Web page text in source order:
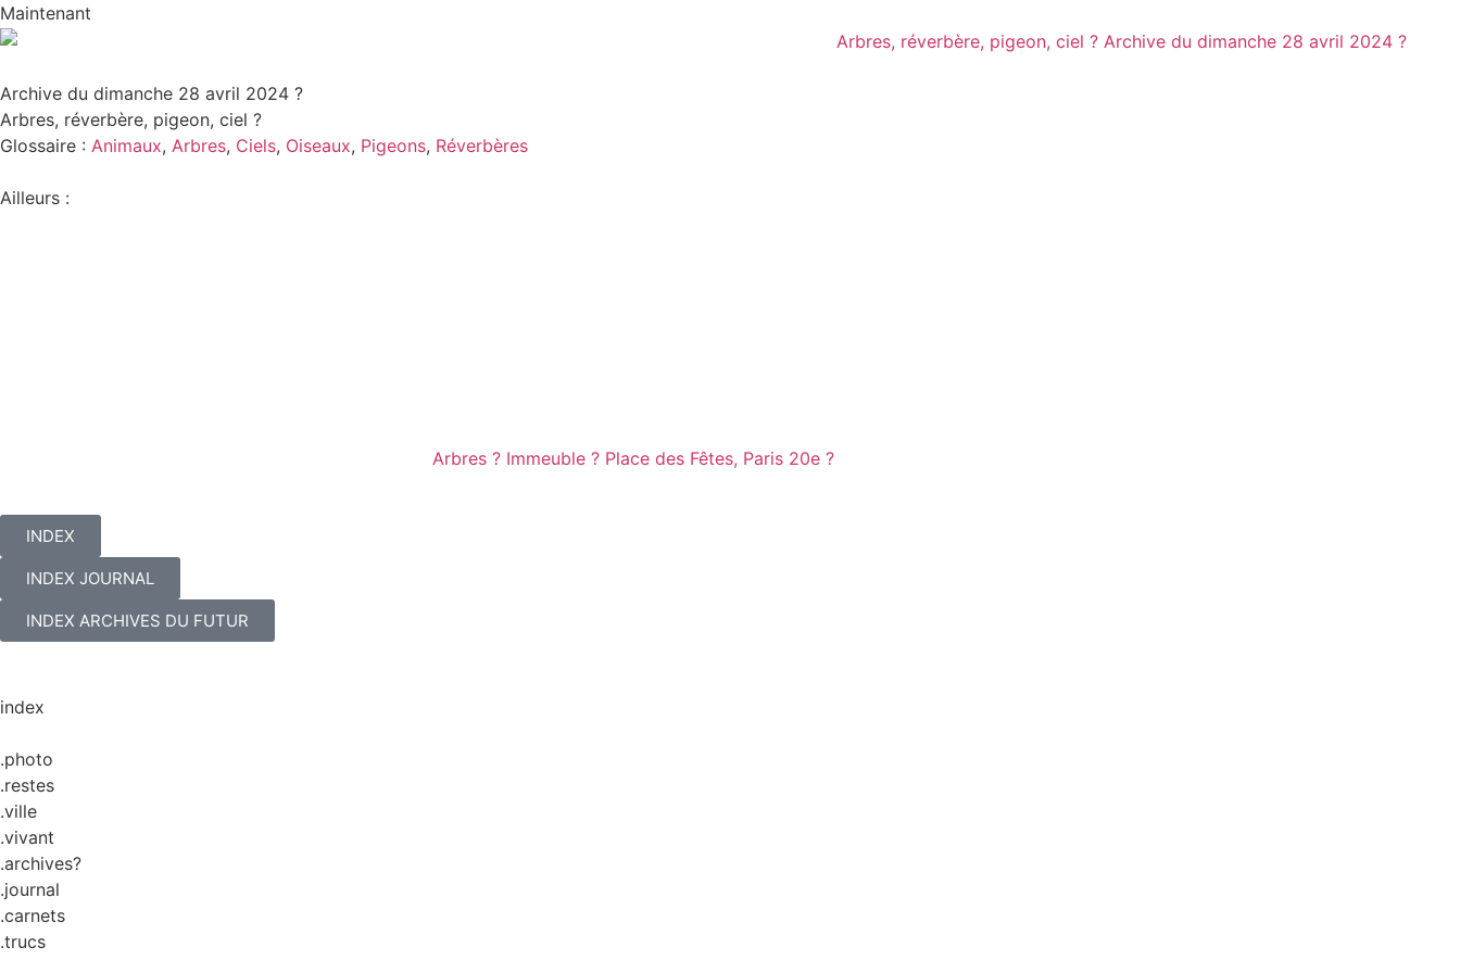
AVANT
Maintenant
Archive du dimanche 28 avril 2024 ?
Arbres, réverbère, pigeon, ciel ?
Glossaire : Animaux, Arbres, Ciels, Oiseaux, Pigeons, Réverbères
Ailleurs :
Arbres ? Immeuble ? Place des Fêtes, Paris 20e ?
INDEX
INDEX JOURNAL
INDEX ARCHIVES DU FUTUR
index
.photo
.restes
.ville
.vivant
.archives?
.journal
.carnets
.trucs